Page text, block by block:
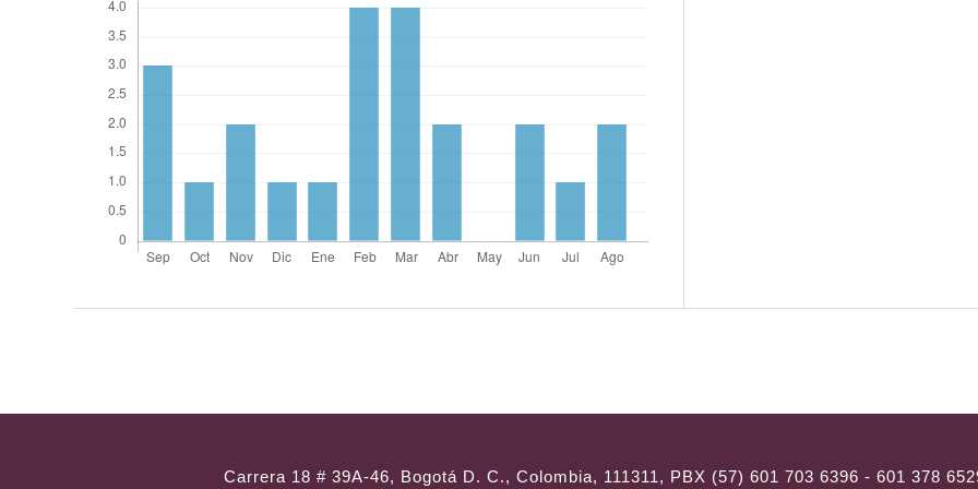
Carrera 18 # 39A-46, Bogotá D. C., Colombia, 111311, PBX (57) 601 703 6396 - 601 378